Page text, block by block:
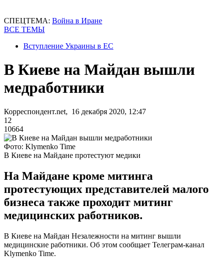
СПЕЦТЕМА: Война в Иране
ВСЕ ТЕМЫ
Вступление Украины в ЕС
В Киеве на Майдан вышли
медработники
Корреспондент.net, 16 декабря 2020, 12:47
12
10664
Фото: Klymenko Time
В Киеве на Майдане протестуют медики
На Майдане кроме митинга
протестующих представителей малого
бизнеса также проходит митинг
медицинских работников.
В Киеве на Майдан Незалежности на митинг вышли
медицинские работники. Об этом сообщает Телеграм-канал
Klymenko Time.